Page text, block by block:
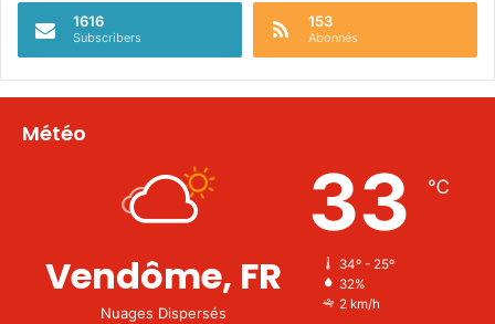
1616
Subscribers
153
Abonnés
Météo
Vendôme, FR
Nuages Dispersés
33 ℃
34º - 25º
32%
2 km/h